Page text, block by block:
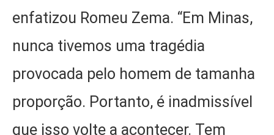
enfatizou Romeu Zema. “Em Minas,
nunca tivemos uma tragédia
provocada pelo homem de tamanha
proporção. Portanto, é inadmissível
que isso volte a acontecer. Tem